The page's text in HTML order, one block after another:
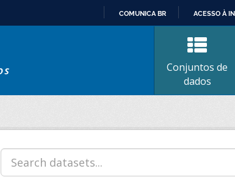
CONTEÚDO
COMUNICA BR ACESSO À
Conjuntos de
dados